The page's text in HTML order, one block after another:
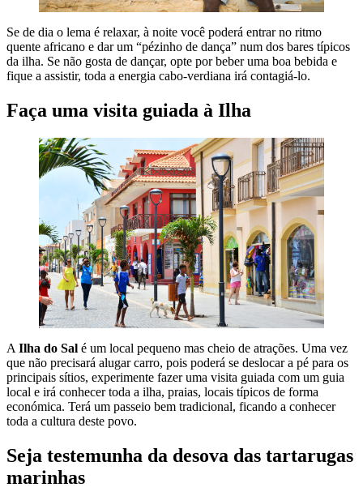
Se de dia o lema é relaxar, à noite você poderá entrar no ritmo
quente africano e dar um “pézinho de dança” num dos bares típicos
da ilha. Se não gosta de dançar, opte por beber uma boa bebida e
fique a assistir, toda a energia cabo-verdiana irá contagiá-lo.
Faça uma visita guiada à Ilha
A Ilha do Sal é um local pequeno mas cheio de atrações. Uma vez
que não precisará alugar carro, pois poderá se deslocar a pé para os
principais sítios, experimente fazer uma visita guiada com um guia
local e irá conhecer toda a ilha, praias, locais típicos de forma
económica. Terá um passeio bem tradicional, ficando a conhecer
toda a cultura deste povo.
Seja testemunha da desova das tartarugas
marinhas